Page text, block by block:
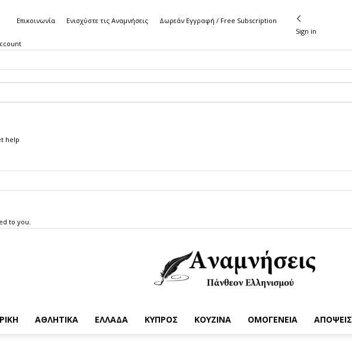
Επικοινωνία Ενισχύστε τις Αναμνήσεις
Δωρεάν Εγγραφή / Free Subscription
Sign in
help
to you.
ΑΘΛΗΤΙΚΑ ΕΛΛΑΔΑ ΚΥΠΡΟΣ ΚΟΥΖΙΝΑ ΟΜΟΓΕΝΕΙΑ ΑΠΟΨΕΙΣ